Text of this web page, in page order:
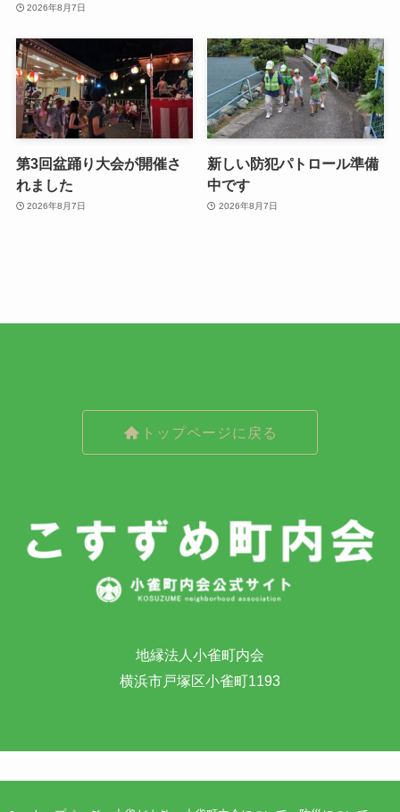
2026年8月7日
第3回盆踊り大会が開催さ
れました
2026年8月7日
新しい防犯パトロール準備
中です
2026年8月7日
トップページに戻る
地縁法人小雀町内会
横浜市戸塚区小雀町1193